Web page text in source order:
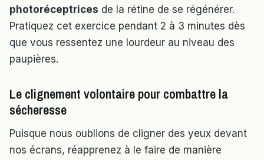
photoréceptrices de la rétine de se régénérer.
Pratiquez cet exercice pendant 2 à 3 minutes dès
que vous ressentez une lourdeur au niveau des
paupières.
Le clignement volontaire pour combattre la
sécheresse
Puisque nous oublions de cligner des yeux devant
nos écrans, réapprenez à le faire de manière